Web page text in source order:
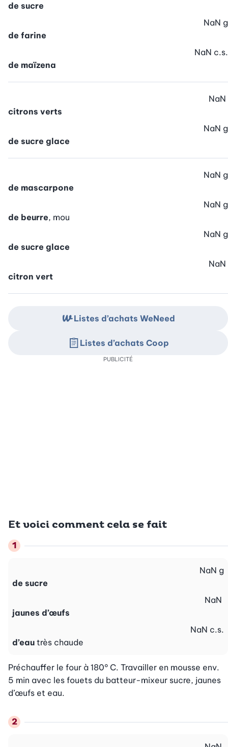
de sucre
de farine
NaN g
de maïzena
NaN c.s.
citrons verts
NaN
de sucre glace
NaN g
de mascarpone
NaN g
de beurre, mou
NaN g
de sucre glace
NaN g
citron vert
NaN
Et voici comment cela se fait
de sucre
NaN g
jaunes d’œufs
NaN
d’eau très chaude
NaN c.s.
Préchauffer le four à 180° C. Travailler en mousse env.
5 min avec les fouets du batteur-mixeur sucre, jaunes
d’œufs et eau.
Listes d’achats WeNeed
Listes d’achats Coop
PUBLICITÉ